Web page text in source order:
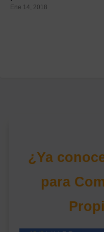
Ene 14, 2018
¿Ya
para